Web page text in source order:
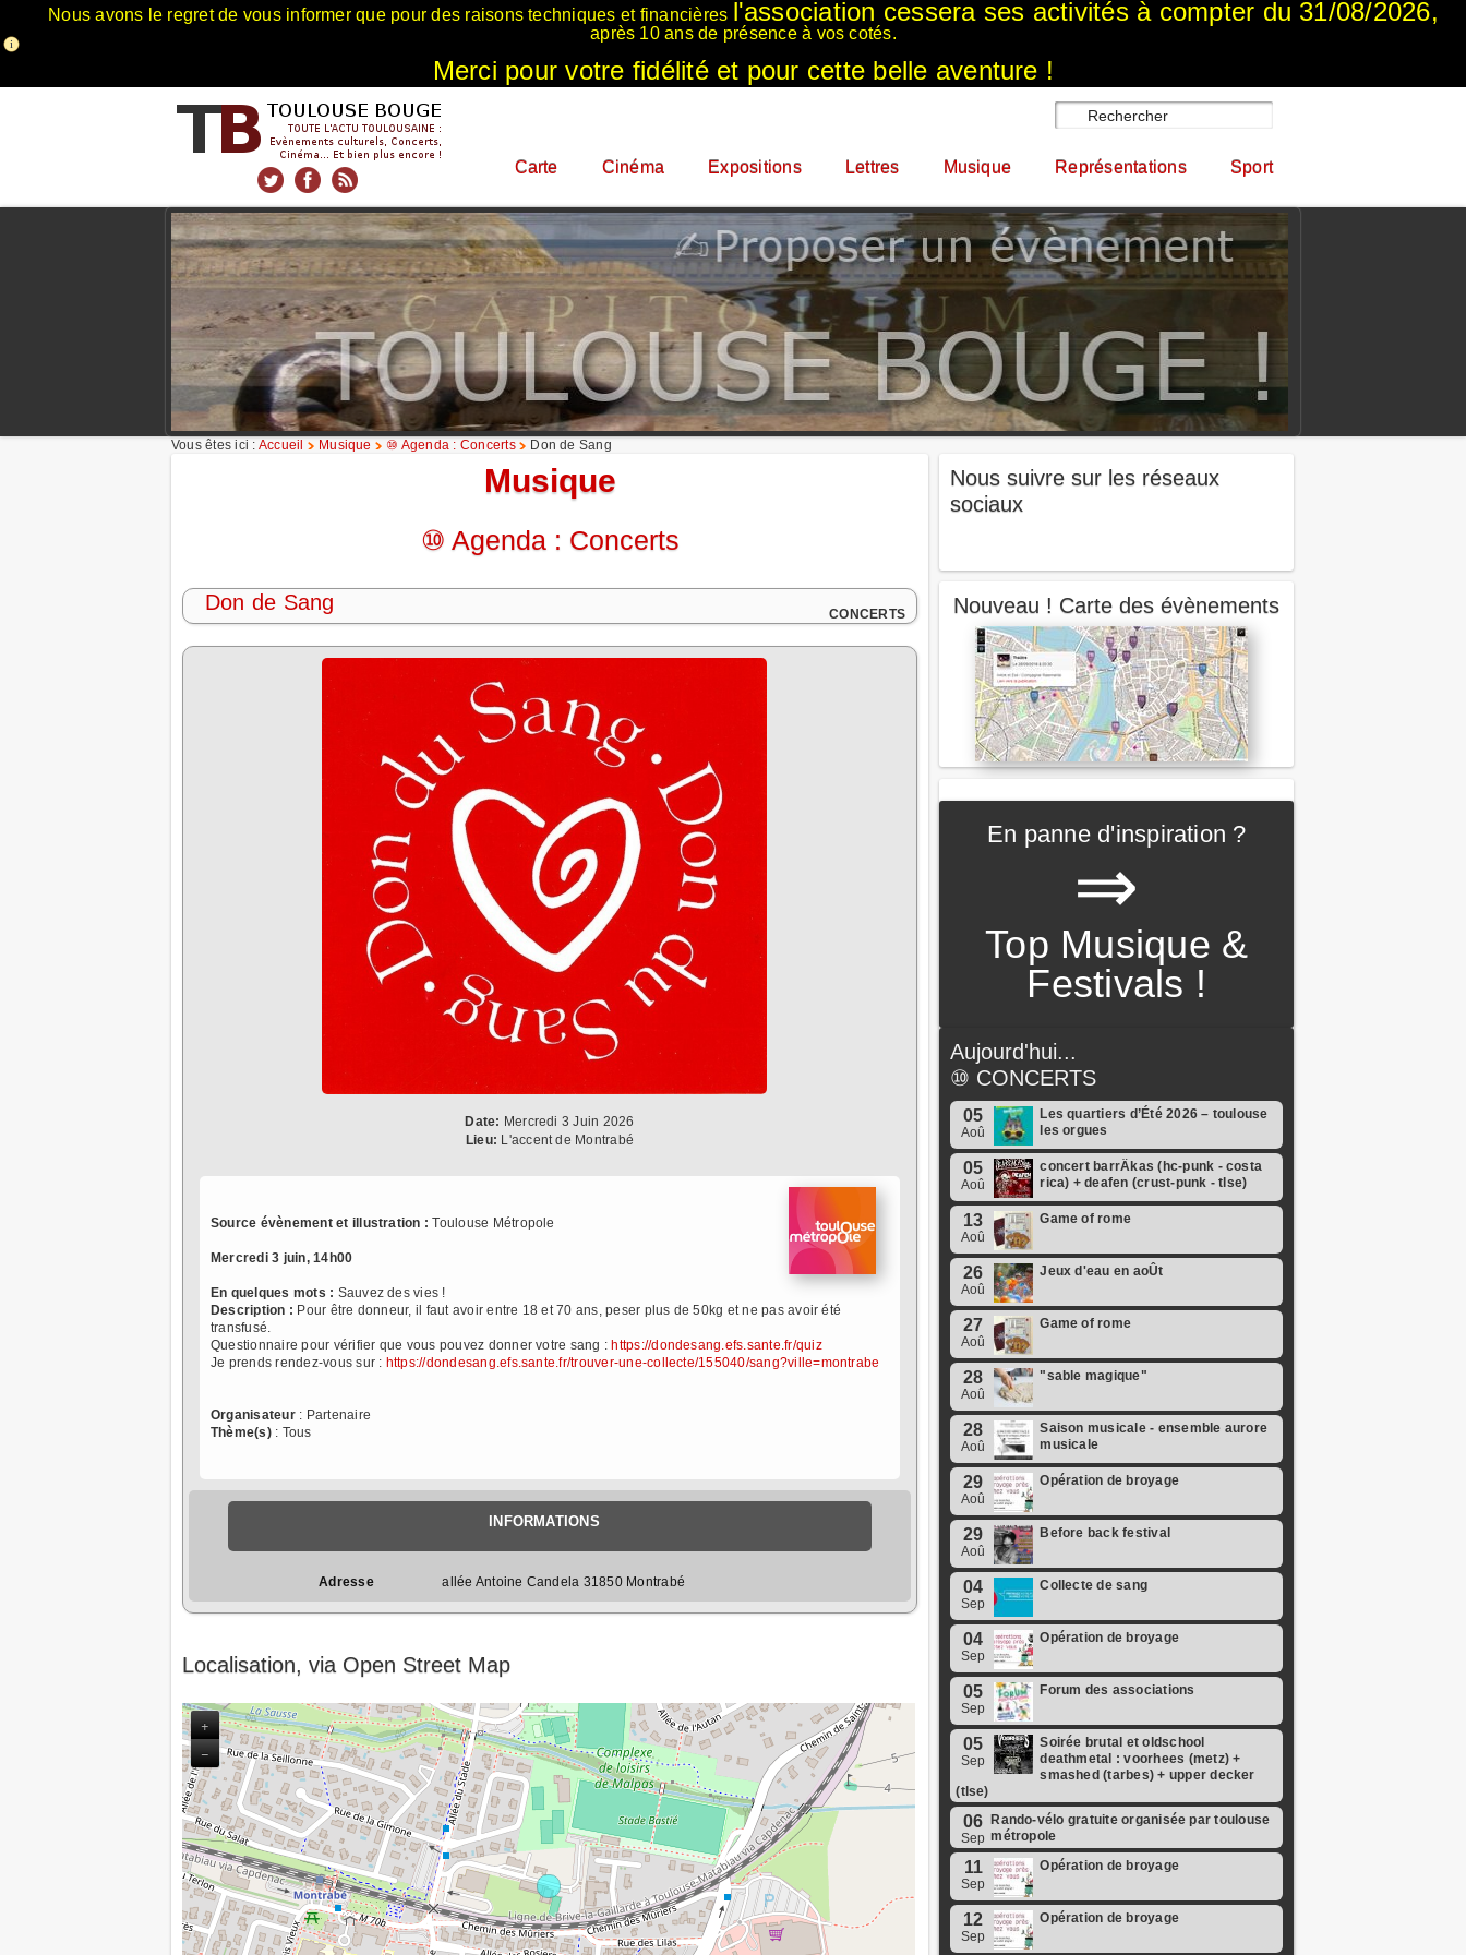
Nous avons le regret de vous informer que pour des raisons techniques et financières l'association cessera ses activités à compter du 31/08/2026,
après 10 ans de présence à vos cotés.
Merci pour votre fidélité et pour cette belle aventure !
Carte Cinéma Expositions Lettres Musique Représentations Sport
Vous êtes ici : Accueil Musique ⑩ Agenda : Concerts Don de Sang
Musique
⑩ Agenda : Concerts
Don de Sang CONCERTS
Date: Mercredi 3 Juin 2026
Lieu: L'accent de Montrabé
Source évènement et illustration : Toulouse Métropole
Mercredi 3 juin, 14h00
En quelques mots : Sauvez des vies !
Description : Pour être donneur, il faut avoir entre 18 et 70 ans, peser plus de 50kg et ne pas avoir été
transfusé.
Questionnaire pour vérifier que vous pouvez donner votre sang : https://dondesang.efs.sante.fr/quiz
Je prends rendez-vous sur : https://dondesang.efs.sante.fr/trouver-une-collecte/155040/sang?ville=montrabe
Organisateur: Partenaire
Thème(s): Tous
INFORMATIONS
Adresse allée Antoine Candela 31850 Montrabé
Localisation, via Open Street Map
+
−
Nous suivre sur les réseaux
sociaux
Nouveau ! Carte des évènements
En panne d'inspiration ?
⇒
Top Musique &
Festivals !
Aujourd'hui...
⑩ CONCERTS
05
Aoû
Les quartiers d’Été 2026 – toulouse
les orgues
05
Aoû
concert barrÄkas (hc-punk - costa
rica) + deafen (crust-punk - tlse)
13
Aoû
Game of rome
26
Aoû
Jeux d'eau en aoÛt
27
Aoû
Game of rome
28
Aoû
"sable magique"
28
Aoû
Saison musicale - ensemble aurore
musicale
29
Aoû
Opération de broyage
29
Aoû
Before back festival
04
Sep
Collecte de sang
04
Sep
Opération de broyage
05
Sep
Forum des associations
05
Sep
Soirée brutal et oldschool
deathmetal : voorhees (metz) +
smashed (tarbes) + upper decker
(tlse)
06
Sep
Rando-vélo gratuite organisée par toulouse
métropole
11
Sep
Opération de broyage
12
Sep
Opération de broyage